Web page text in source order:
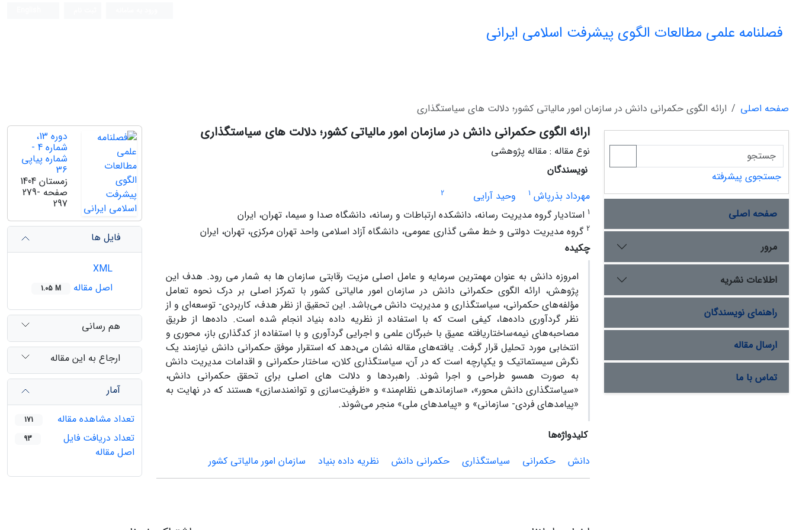
فصلنامه علمی مطالعات الگوی پیشرفت اسلامی ایرانی
صفحه اصلی ارائه الگوی حکمرانی دانش در سازمان امور مالیاتی کشور؛ دلالت های سیاستگذاری
ارائه الگوی حکمرانی دانش در سازمان امور مالیاتی کشور؛ دلالت های سیاستگذاری
نوع مقاله : مقاله پژوهشی
نویسندگان
مهرداد بذرپاش 1 وحید آرایی
2
1 استادیار گروه مدیریت رسانه، دانشکده ارتباطات و رسانه، دانشگاه صدا و سیما، تهران، ایران
2 گروه مدیریت دولتی و خط مشی گذاری عمومی، دانشگاه آزاد اسلامی واحد تهران مرکزی، تهران، ایران
چکیده
امروزه دانش به عنوان مهمترین سرمایه و عامل اصلی مزیت رقابتی سازمان ها به شمار می رود. هدف این
پژوهش، ارائه الگوی حکمرانی دانش در سازمان امور مالیاتی کشور با تمرکز اصلی بر درک نحوه تعامل
مؤلفه‌های حکمرانی، سیاستگذاری و مدیریت دانش می‌باشد. این تحقیق از نظر هدف، کاربردی- توسعه‌ای و از
نظر گردآوری داده‌ها، کیفی است که با استفاده از نظریه داده بنیاد انجام شده است. داده‌ها از طریق
مصاحبه‌های نیمه‌ساختاریافته عمیق با خبرگان علمی و اجرایی گردآوری و با استفاده از کدگذاری باز، محوری و
انتخابی مورد تحلیل قرار گرفت. یافته‌های مقاله نشان می‌دهد که استقرار موفق حکمرانی دانش نیازمند یک
نگرش سیستماتیک و یکپارچه است که در آن، سیاستگذاری کلان، ساختار حکمرانی و اقدامات مدیریت دانش
به صورت همسو طراحی و اجرا شوند. راهبردها و دلالت های اصلی برای تحقق حکمرانی دانش،
«سیاستگذاری دانش محور»، «سازماندهی نظام‌مند» و «ظرفیت‌سازی و توانمندسازی» هستند که در نهایت به
«پیامدهای فردی- سازمانی» و «پیامدهای ملی» منجر می‌شوند.
کلیدواژه‌ها
دانش
حکمرانی سیاستگذاری حکمرانی دانش نظریه داده بنیاد سازمان امور مالیاتی کشور
دوره 13،
شماره 4 -
شماره پیاپی
36
زمستان 1404
صفحه 279-
297
فایل ها
اصل مقاله
1.05 M
هم رسانی
ارجاع به این مقاله
آمار
تعداد مشاهده مقاله
171
تعداد دریافت فایل
اصل مقاله
93
جستجوی پیشرفته
صفحه اصلی
مرور
اطلاعات نشریه
راهنمای نویسندگان
ارسال مقاله
تماس با ما